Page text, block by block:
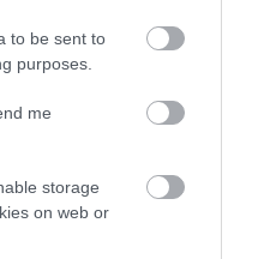
to be sent to
purposes.
me
storage
on web or
az 5 film összesen 51
Oscar-díjat zsebelt be